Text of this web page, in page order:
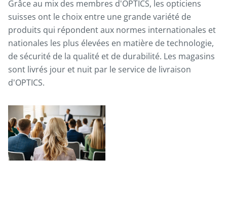
Grâce au mix des membres d'OPTICS, les opticiens
suisses ont le choix entre une grande variété de
produits qui répondent aux normes internationales et
nationales les plus élevées en matière de technologie,
de sécurité de la qualité et de durabilité. Les magasins
sont livrés jour et nuit par le service de livraison
d'OPTICS.